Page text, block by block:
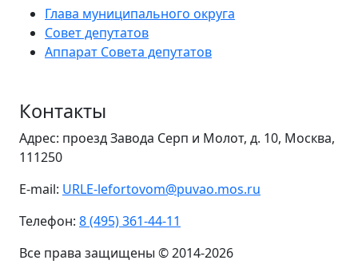
Глава муниципального округа
Совет депутатов
Аппарат Совета депутатов
Контакты
Адрес: проезд Завода Серп и Молот, д. 10, Москва,
111250
E-mail: URLE-lefortovom@puvao.mos.ru
Телефон: 8 (495) 361-44-11
Все права защищены © 2014-2026